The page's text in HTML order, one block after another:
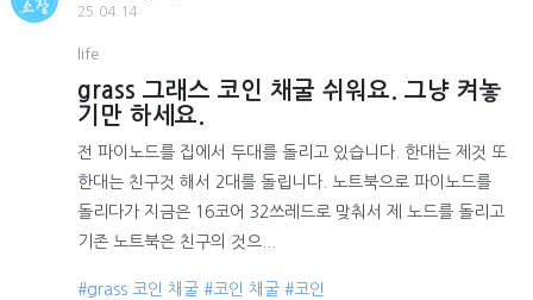
25.04.14
life
grass 그래스 코인 채굴 쉬워요. 그냥 켜놓
기만 하세요.
전 파이노드를 집에서 두대를 돌리고 있습니다. 한대는 제것 또
한대는 친구것 해서 2대를 돌립니다. 노트북으로 파이노드를
돌리다가 지금은 16코어 32쓰레드로 맞춰서 제 노드를 돌리고
기존 노트북은 친구의 것으...
#grass 코인 채굴 #코인 채굴 #코인